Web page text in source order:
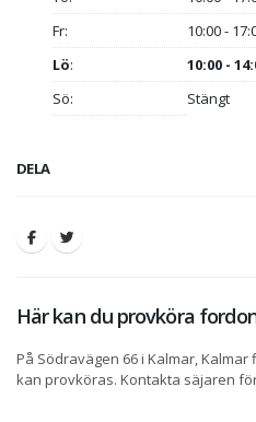
Fr:
10:00 -
Lö:
10:00 -
Sö:
Stängt
DELA
Här kan du provköra
På Södravägen 66 i Kalmar,
kan provköras. Kontakta säjaren